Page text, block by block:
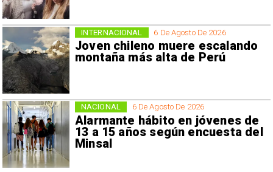
6 De Agosto De 2026
Joven chileno muere escalando
montaña más alta de Perú
INTERNACIONAL
6 De Agosto De 2026
Alarmante hábito en jóvenes de
13 a 15 años según encuesta del
Minsal
NACIONAL